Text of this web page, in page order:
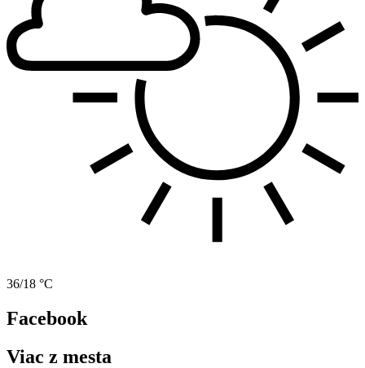
36/18 °C
Facebook
Viac z mesta